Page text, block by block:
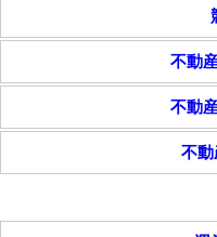
不動
不動
不